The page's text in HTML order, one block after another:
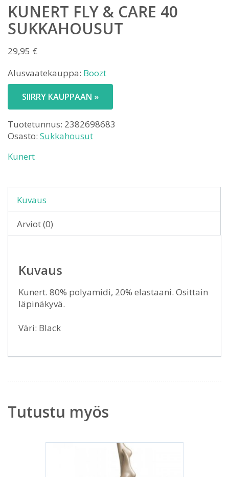
KUNERT FLY & CARE 40
SUKKAHOUSUT
29,95 €
Alusvaatekauppa: Boozt
SIIRRY KAUPPAAN »
Tuotetunnus: 2382698683
Osasto: Sukkahousut
Kunert
Kuvaus
Arviot (0)
Kuvaus
Kunert. 80% polyamidi, 20% elastaani. Osittain
läpinäkyvä.
Väri: Black
Tutustu myös